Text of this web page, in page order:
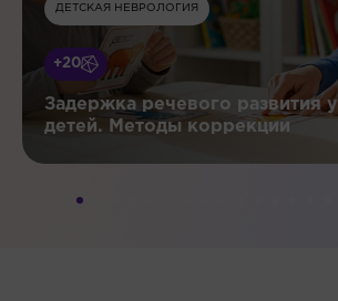
ДЕТСКАЯ НЕВРОЛОГИЯ
+20
Задержка речевого развития у
детей. Методы коррекции